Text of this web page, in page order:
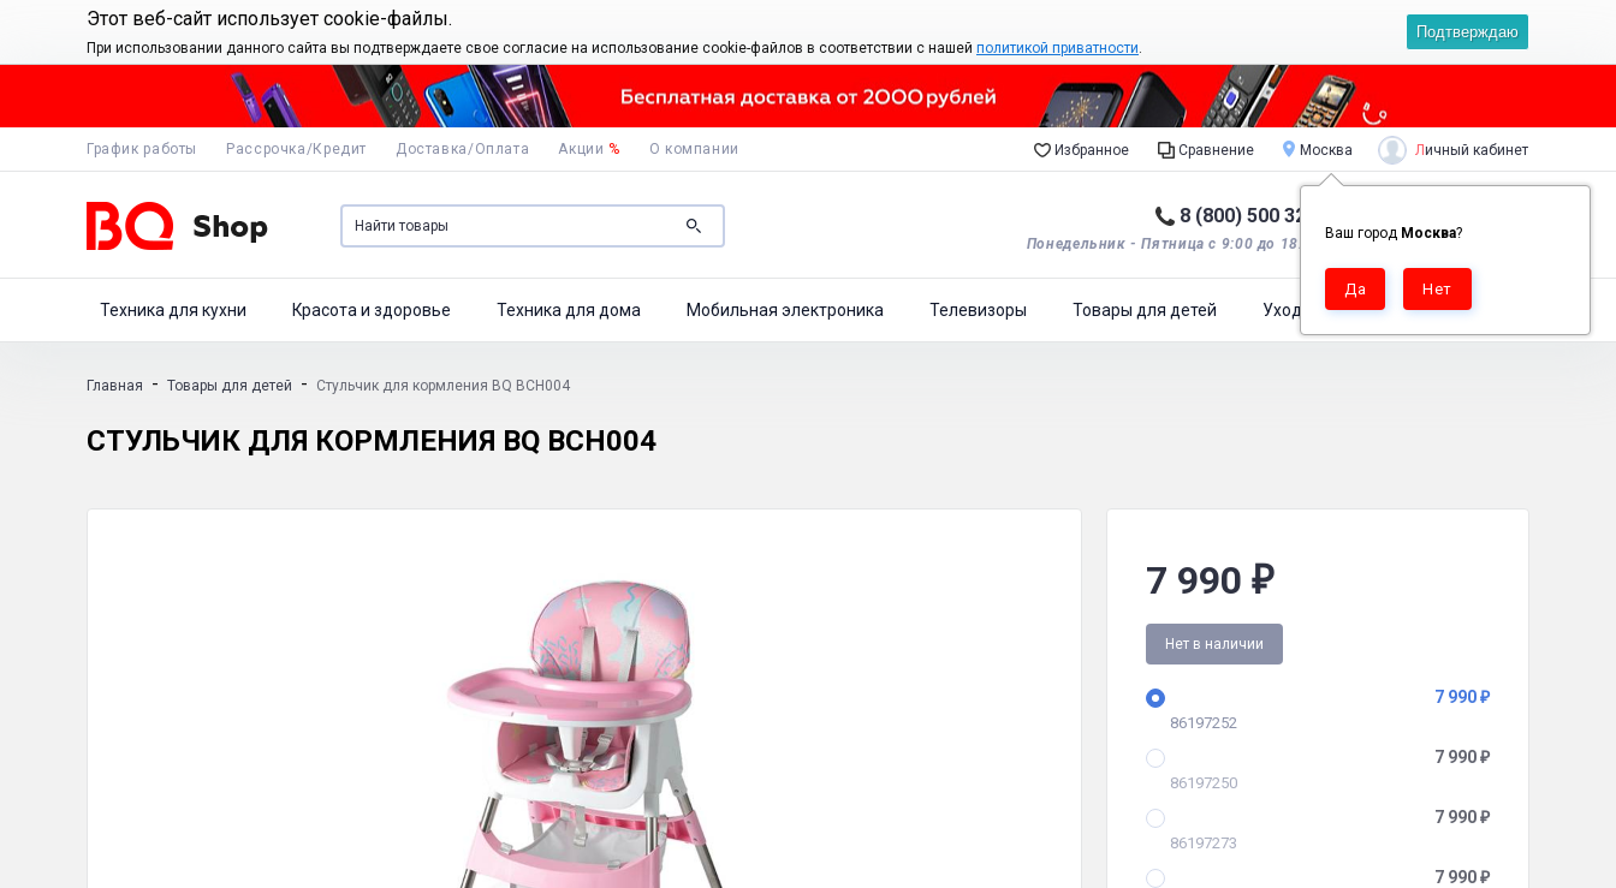
Этот веб-сайт использует cookie-файлы.
При использовании данного сайта вы подтверждаете свое согласие на использование cookie-файлов в соответствии с нашей политикой приватности.
Подтверждаю
График работы Рассрочка/Кредит Доставка/Оплата Акции % О компании Избранное Сравнение Москва
Ваш город Москва?
Личный кабинет
8 (800) 500 32 90
Понедельник - Пятница с 9:00 до 18:00*.
0 Корзина пуста
Техника для кухни Красота и здоровье Техника для дома Мобильная электроника Телевизоры Товары для детей Уход за одеждой
Главная - Товары для детей - Стульчик для кормления BQ BCH004
СТУЛЬЧИК ДЛЯ КОРМЛЕНИЯ BQ BCH004
7 990 ₽
Нет в наличии
7 990 ₽
86197252
7 990 ₽
86197250
7 990 ₽
86197273
7 990 ₽